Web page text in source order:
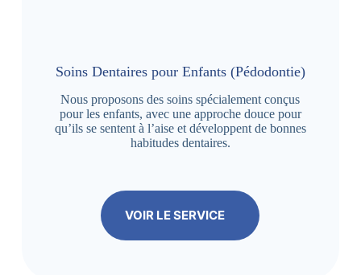
Soins Dentaires pour Enfants (Pédodontie)
Nous proposons des soins spécialement conçus
pour les enfants, avec une approche douce pour
qu’ils se sentent à l’aise et développent de bonnes
habitudes dentaires.
VOIR LE SERVICE